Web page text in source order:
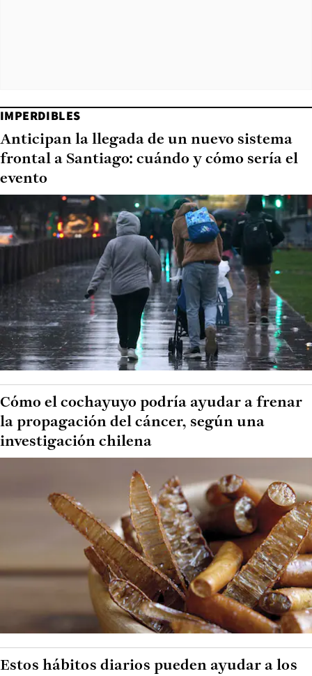
IMPERDIBLES
Anticipan la llegada de un nuevo sistema
frontal a Santiago: cuándo y cómo sería el
evento
Cómo el cochayuyo podría ayudar a frenar
la propagación del cáncer, según una
investigación chilena
Estos hábitos diarios pueden ayudar a los